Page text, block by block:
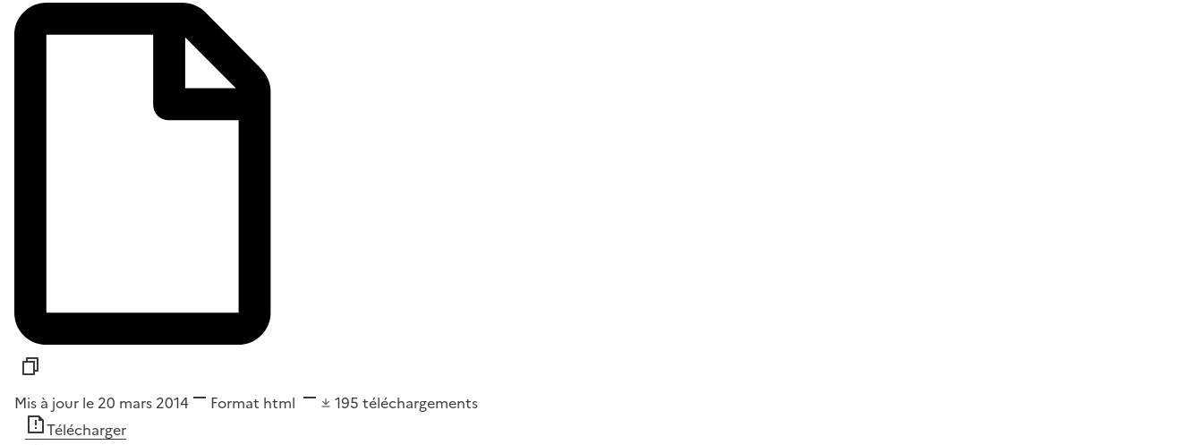
Mis à jour le 20 mars 2014 Format html 195 téléchargements
Télécharger